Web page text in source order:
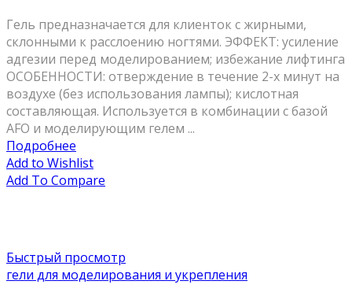
Гель предназначается для клиенток с жирными,
склонными к расслоению ногтями. ЭФФЕКТ: усиление
адгезии перед моделированием; избежание лифтинга
ОСОБЕННОСТИ: отверждение в течение 2-х минут на
воздухе (без использования лампы); кислотная
составляющая. Используется в комбинации с базой
AFO и моделирующим гелем ...
Подробнее
Add to Wishlist
Add To Compare
Быстрый просмотр
гели для моделирования и укрепления